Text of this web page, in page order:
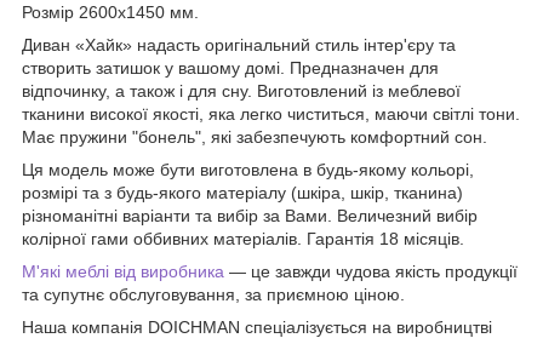
Розмір 2600х1450 мм.
Диван «Хайк» надасть оригінальний стиль інтер'єру та
створить затишок у вашому домі. Предназначен для
відпочинку, а також і для сну. Виготовлений із меблевої
тканини високої якості, яка легко чиститься, маючи світлі тони.
Має пружини "бонель", які забезпечують комфортний сон.
Ця модель може бути виготовлена в будь-якому кольорі,
розмірі та з будь-якого матеріалу (шкіра, шкір, тканина)
різноманітні варіанти та вибір за Вами. Величезний вибір
колірної гами оббивних матеріалів. Гарантія 18 місяців.
М'які меблі від виробника — це завжди чудова якість продукції
та супутнє обслуговування, за приємною ціною.
Наша компанія DOICHMAN спеціалізується на виробництві